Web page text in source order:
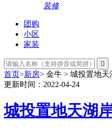
装修
团购
小区
家装

首页>新房> 金牛 > 城投置地天
更新时间：2022-04-24
城投置地天湖